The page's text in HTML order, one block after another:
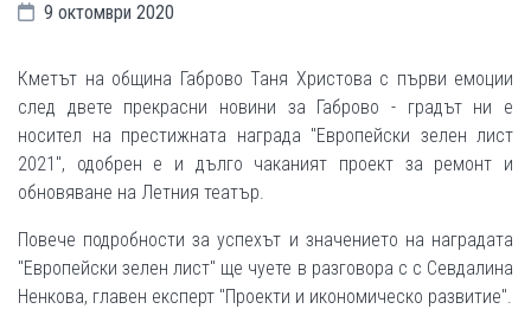
9 октомври 2020
Кметът на община Габрово Таня Христова с първи емоции
след двете прекрасни новини за Габрово - градът ни е
носител на престижната награда "Европейски зелен лист
2021", одобрен е и дълго чаканият проект за ремонт и
обновяване на Летния театър.
Повече подробности за успехът и значението на наградата
"Европейски зелен лист" ще чуете в разговора с с Севдалина
Ненкова, главен експерт "Проекти и икономическо развитие".